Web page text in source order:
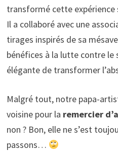
transformé cette
Il a collaboré avec une
tirages inspirés de sa
bénéfices à la lutte contre le
élégante de transformer
Malgré tout, notre papa-
voisine pour la remercier
non ? Bon, elle ne s’est
passons…